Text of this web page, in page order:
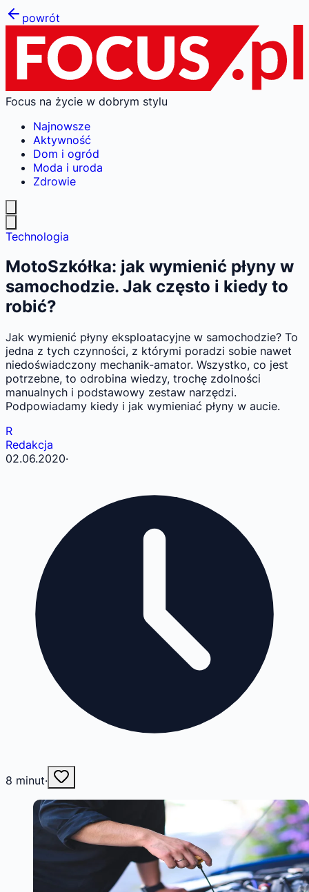
powrót
Focus na życie w dobrym stylu
Najnowsze
Aktywność
Dom i ogród
Moda i uroda
Zdrowie
Technologia
MotoSzkółka: jak wymienić płyny w
samochodzie. Jak często i kiedy to
robić?
Jak wymienić płyny eksploatacyjne w samochodzie? To
jedna z tych czynności, z którymi poradzi sobie nawet
niedoświadczony mechanik-amator. Wszystko, co jest
potrzebne, to odrobina wiedzy, trochę zdolności
manualnych i podstawowy zestaw narzędzi.
Podpowiadamy kiedy i jak wymieniać płyny w aucie.
R
Redakcja
02.06.2020·
8 minut·